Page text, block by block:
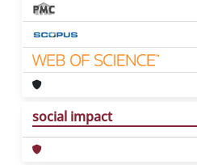
social impact